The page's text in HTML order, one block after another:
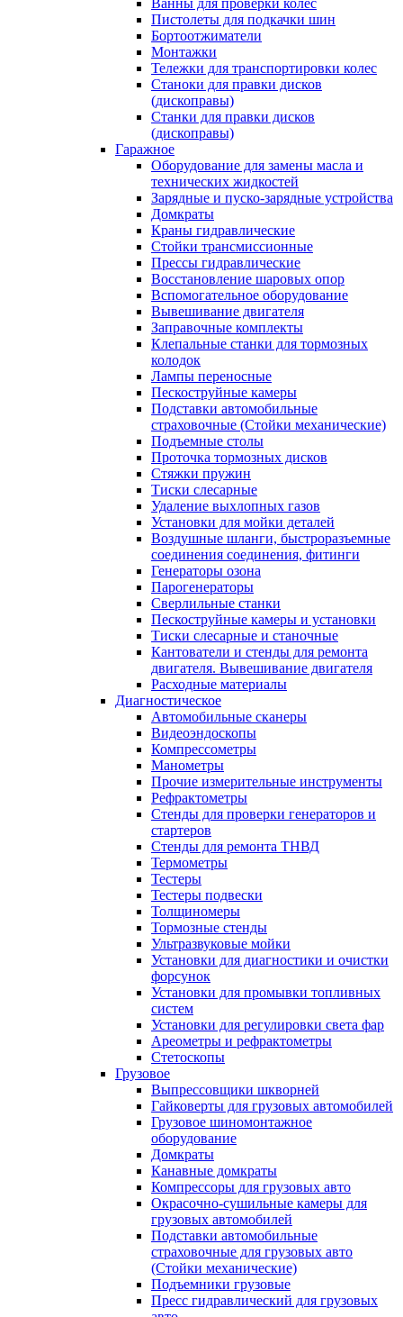
Ванны для проверки колес
Пистолеты для подкачки шин
Бортоотжиматели
Монтажки
Тележки для транспортировки колес
Станоки для правки дисков
(дископравы)
Станки для правки дисков
(дископравы)
Гаражное
Оборудование для замены масла и
технических жидкостей
Зарядные и пуско-зарядные устройства
Домкраты
Краны гидравлические
Стойки трансмиссионные
Прессы гидравлические
Восстановление шаровых опор
Вспомогательное оборудование
Вывешивание двигателя
Заправочные комплекты
Клепальные станки для тормозных
колодок
Лампы переносные
Пескоструйные камеры
Подставки автомобильные
страховочные (Стойки механические)
Подъемные столы
Проточка тормозных дисков
Стяжки пружин
Тиски слесарные
Удаление выхлопных газов
Установки для мойки деталей
Воздушные шланги, быстроразъемные
соединения соединения, фитинги
Генераторы озона
Парогенераторы
Сверлильные станки
Пескоструйные камеры и установки
Тиски слесарные и станочные
Кантователи и стенды для ремонта
двигателя. Вывешивание двигателя
Расходные материалы
Диагностическое
Автомобильные сканеры
Видеоэндоскопы
Компрессометры
Манометры
Прочие измерительные инструменты
Рефрактометры
Стенды для проверки генераторов и
стартеров
Стенды для ремонта ТНВД
Термометры
Тестеры
Тестеры подвески
Толщиномеры
Тормозные стенды
Ультразвуковые мойки
Установки для диагностики и очистки
форсунок
Установки для промывки топливных
систем
Установки для регулировки света фар
Ареометры и рефрактометры
Стетоскопы
Грузовое
Выпрессовщики шкворней
Гайковерты для грузовых автомобилей
Грузовое шиномонтажное
оборудование
Домкраты
Канавные домкраты
Компрессоры для грузовых авто
Окрасочно-сушильные камеры для
грузовых автомобилей
Подставки автомобильные
страховочные для грузовых авто
(Стойки механические)
Подъемники грузовые
Пресс гидравлический для грузовых